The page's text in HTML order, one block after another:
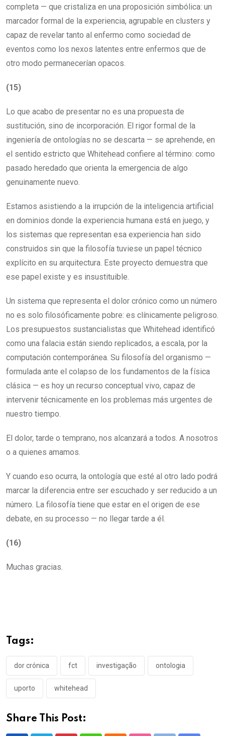
completa — que cristaliza en una proposición simbólica: un
marcador formal de la experiencia, agrupable en clusters y
capaz de revelar tanto al enfermo como sociedad de
eventos como los nexos latentes entre enfermos que de
otro modo permanecerían opacos.
(15)
Lo que acabo de presentar no es una propuesta de
sustitución, sino de incorporación. El rigor formal de la
ingeniería de ontologías no se descarta — se aprehende, en
el sentido estricto que Whitehead confiere al término: como
pasado heredado que orienta la emergencia de algo
genuinamente nuevo.
Estamos asistiendo a la irrupción de la inteligencia artificial
en dominios donde la experiencia humana está en juego, y
los sistemas que representan esa experiencia han sido
construidos sin que la filosofía tuviese un papel técnico
explícito en su arquitectura. Este proyecto demuestra que
ese papel existe y es insustituible.
Un sistema que representa el dolor crónico como un número
no es solo filosóficamente pobre: es clínicamente peligroso.
Los presupuestos sustancialistas que Whitehead identificó
como una falacia están siendo replicados, a escala, por la
computación contemporánea. Su filosofía del organismo —
formulada ante el colapso de los fundamentos de la física
clásica — es hoy un recurso conceptual vivo, capaz de
intervenir técnicamente en los problemas más urgentes de
nuestro tiempo.
El dolor, tarde o temprano, nos alcanzará a todos. A nosotros
o a quienes amamos.
Y cuando eso ocurra, la ontología que esté al otro lado podrá
marcar la diferencia entre ser escuchado y ser reducido a un
número. La filosofía tiene que estar en el origen de ese
debate, en su processo — no llegar tarde a él.
(16)
Muchas gracias.
Tags:
dor crónica fct investigação ontologia
uporto whitehead
Share This Post: